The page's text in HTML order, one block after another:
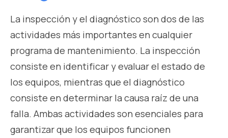
La inspección y el diagnóstico son dos de las
actividades más importantes en cualquier
programa de mantenimiento. La inspección
consiste en identificar y evaluar el estado de
los equipos, mientras que el diagnóstico
consiste en determinar la causa raíz de una
falla. Ambas actividades son esenciales para
garantizar que los equipos funcionen